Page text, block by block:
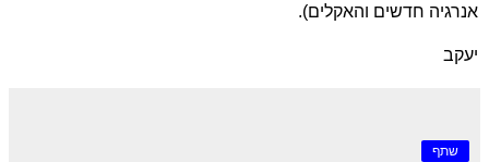
אנרגיה חדשים והאקלים).
יעקב
שתף